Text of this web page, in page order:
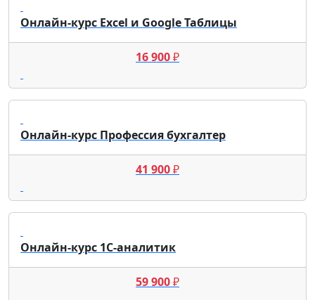
Онлайн-курс Excel и Google Таблицы
16 900₽
Онлайн-курс Профессия бухгалтер
41 900₽
Онлайн-курс 1С‑аналитик
59 900₽